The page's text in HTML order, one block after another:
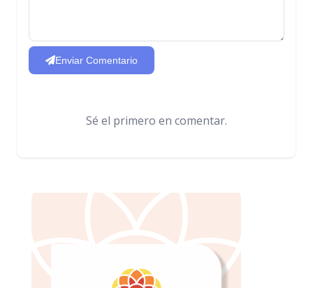
Enviar Comentario
Sé el primero en comentar.